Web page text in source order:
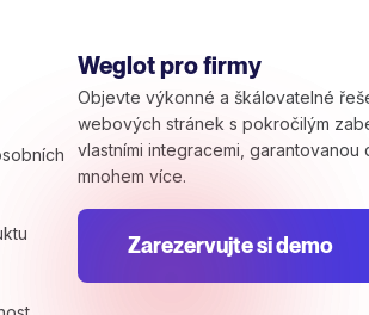
Weglot pro firmy
Objevte výkonné a škálovatelné
webových stránek s pokročilým
vlastními integracemi, garantovanou
mnohem více.
Zarezervujte si demo